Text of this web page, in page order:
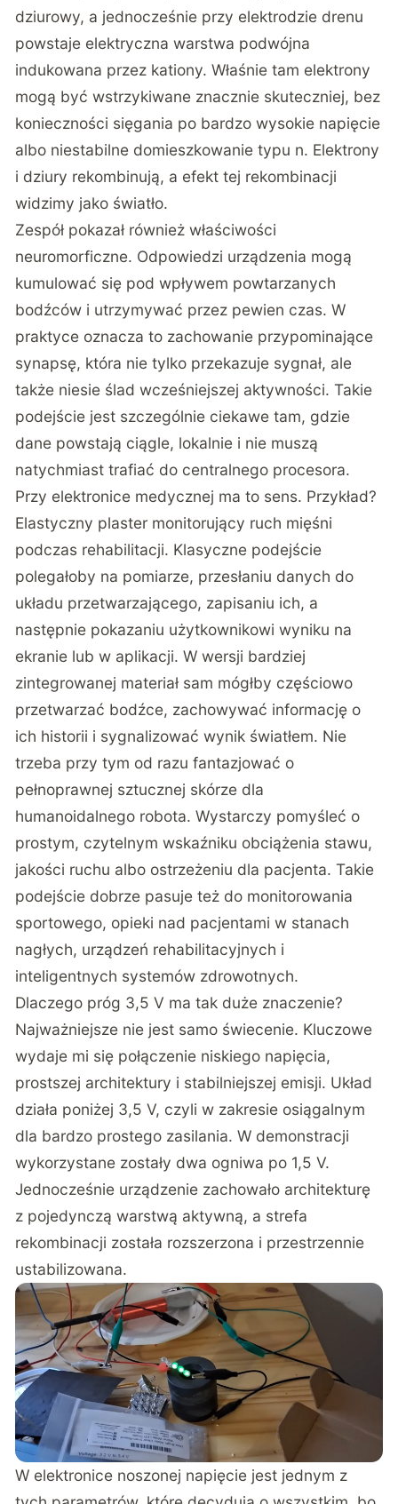
dziurowy, a jednocześnie przy elektrodzie drenu
powstaje elektryczna warstwa podwójna
indukowana przez kationy. Właśnie tam elektrony
mogą być wstrzykiwane znacznie skuteczniej, bez
konieczności sięgania po bardzo wysokie napięcie
albo niestabilne domieszkowanie typu n. Elektrony
i dziury rekombinują, a efekt tej rekombinacji
widzimy jako światło.
Zespół pokazał również właściwości
neuromorficzne. Odpowiedzi urządzenia mogą
kumulować się pod wpływem powtarzanych
bodźców i utrzymywać przez pewien czas. W
praktyce oznacza to zachowanie przypominające
synapsę, która nie tylko przekazuje sygnał, ale
także niesie ślad wcześniejszej aktywności. Takie
podejście jest szczególnie ciekawe tam, gdzie
dane powstają ciągle, lokalnie i nie muszą
natychmiast trafiać do centralnego procesora.
Przy elektronice medycznej ma to sens. Przykład?
Elastyczny plaster monitorujący ruch mięśni
podczas rehabilitacji. Klasyczne podejście
polegałoby na pomiarze, przesłaniu danych do
układu przetwarzającego, zapisaniu ich, a
następnie pokazaniu użytkownikowi wyniku na
ekranie lub w aplikacji. W wersji bardziej
zintegrowanej materiał sam mógłby częściowo
przetwarzać bodźce, zachowywać informację o
ich historii i sygnalizować wynik światłem. Nie
trzeba przy tym od razu fantazjować o
pełnoprawnej sztucznej skórze dla
humanoidalnego robota. Wystarczy pomyśleć o
prostym, czytelnym wskaźniku obciążenia stawu,
jakości ruchu albo ostrzeżeniu dla pacjenta. Takie
podejście dobrze pasuje też do monitorowania
sportowego, opieki nad pacjentami w stanach
nagłych, urządzeń rehabilitacyjnych i
inteligentnych systemów zdrowotnych.
Dlaczego próg 3,5 V ma tak duże znaczenie?
Najważniejsze nie jest samo świecenie. Kluczowe
wydaje mi się połączenie niskiego napięcia,
prostszej architektury i stabilniejszej emisji. Układ
działa poniżej 3,5 V, czyli w zakresie osiągalnym
dla bardzo prostego zasilania. W demonstracji
wykorzystane zostały dwa ogniwa po 1,5 V.
Jednocześnie urządzenie zachowało architekturę
z pojedynczą warstwą aktywną, a strefa
rekombinacji została rozszerzona i przestrzennie
ustabilizowana.
W elektronice noszonej napięcie jest jednym z